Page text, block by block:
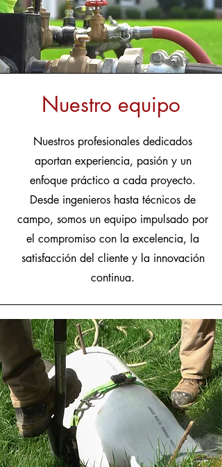
Nuestro equipo
Nuestros profesionales dedicados
aportan experiencia, pasión y un
enfoque práctico a cada proyecto.
Desde ingenieros hasta técnicos de
campo, somos un equipo impulsado por
el compromiso con la excelencia, la
satisfacción del cliente y la innovación
continua.